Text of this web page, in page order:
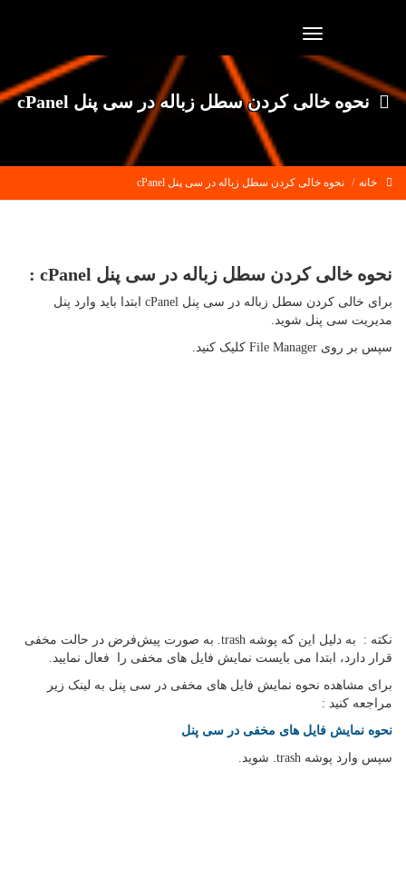
Toggle
navigation
نحوه خالی کردن سطل زباله در سی پنل cPanel
خانه نحوه خالی کردن سطل زباله در سی پنل cPanel
نحوه خالی کردن سطل زباله در سی پنل cPanel :
برای خالی کردن سطل زباله در سی پنل cPanel ابتدا باید وارد پنل
مدیریت سی پنل شوید.
سپس بر روی File Manager کلیک کنید.
نکته : به دلیل این که پوشه trash. به صورت پیش‌فرض در حالت مخفی
قرار دارد، ابتدا می بایست نمایش فایل های مخفی را فعال نمایید.
برای مشاهده نحوه نمایش فایل های مخفی در سی پنل به لینک زیر
مراجعه کنید :
نحوه نمایش فایل های مخفی در سی پنل
سپس وارد پوشه trash. شوید.